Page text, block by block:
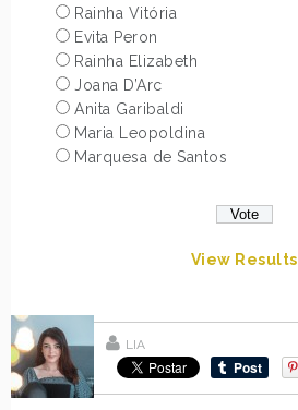
Rainha Vitória
Evita Peron
Rainha Elizabeth
Joana D’Arc
Anita Garibaldi
Maria Leopoldina
Marquesa de Santos
View Results
LIA